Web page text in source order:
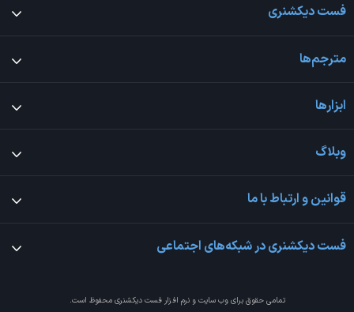
فست دیکشنری
مترجم‌ها
ابزارها
وبلاگ
قوانین و ارتباط با ما
فست دیکشنری در شبکه‌های اجتماعی
تمامی حقوق برای وب سایت و نرم افزارفست دیکشنری محفوظ است.